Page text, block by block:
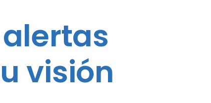
visión